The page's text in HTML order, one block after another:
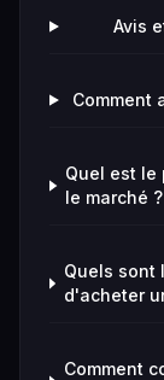
Avis
Comment
Quel est le
le marché ?
Quels sont
d'acheter
Comment